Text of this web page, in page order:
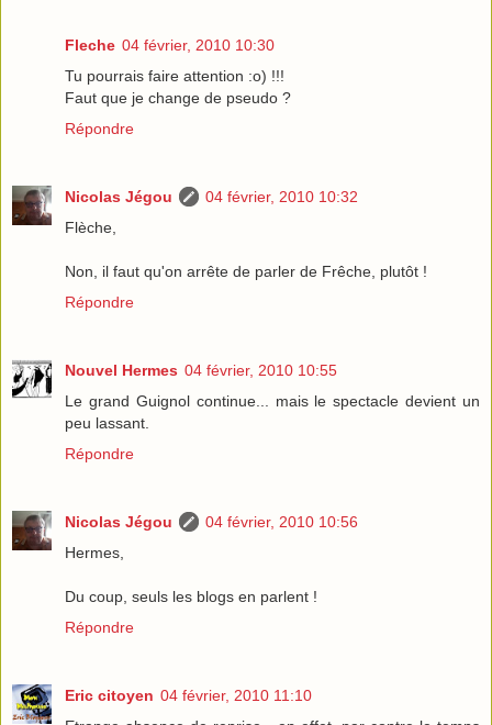
Fleche 04 février, 2010 10:30
Tu pourrais faire attention :o) !!!
Faut que je change de pseudo ?
Répondre
Nicolas Jégou
04 février, 2010 10:32
Flèche,
Non, il faut qu'on arrête de parler de Frêche, plutôt !
Répondre
Nouvel Hermes 04 février, 2010 10:55
Le grand Guignol continue... mais le spectacle devient un
peu lassant.
Répondre
Nicolas Jégou
04 février, 2010 10:56
Hermes,
Du coup, seuls les blogs en parlent !
Répondre
Eric citoyen 04 février, 2010 11:10